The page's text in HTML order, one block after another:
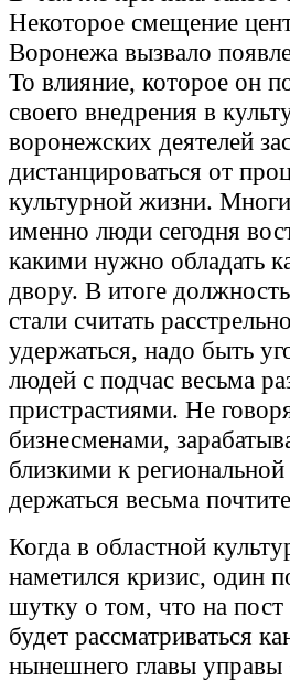
Некоторое смещение
Воронежа вызвало
То влияние, которое он
своего внедрения в
воронежских деятелей
дистанцироваться от
культурной жизни.
именно люди сегодня
какими нужно обладать
двору. В итоге
стали считать
удержаться, надо быть
людей с подчас весьма
пристрастиями. Не
бизнесменами,
близкими к
держаться весьма
Когда в областной
наметился кризис, один
шутку о том, что на пост
будет рассматриваться
нынешнего главы управы